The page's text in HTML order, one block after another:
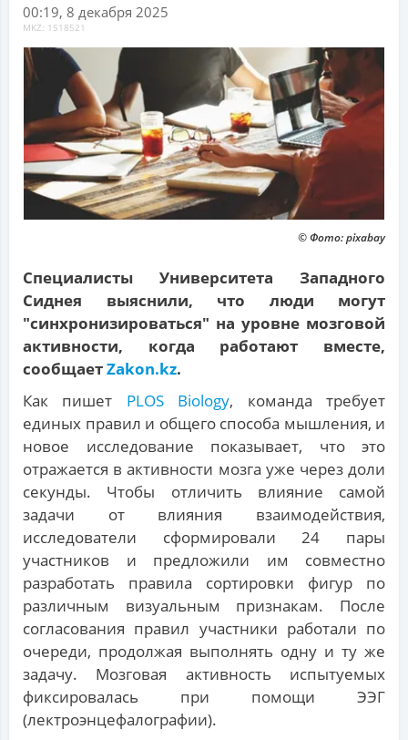
00:19, 8 декабря 2025
MKZ: 1518521
© Фото: pixabay
Специалисты Университета Западного
Сиднея выяснили, что люди могут
"синхронизироваться" на уровне мозговой
активности, когда работают вместе,
сообщаетZakon.kz.
Как пишет PLOS Biology, команда требует
единых правил и общего способа мышления, и
новое исследование показывает, что это
отражается в активности мозга уже через доли
секунды. Чтобы отличить влияние самой
задачи от влияния взаимодействия,
исследователи сформировали 24 пары
участников и предложили им совместно
разработать правила сортировки фигур по
различным визуальным признакам. После
согласования правил участники работали по
очереди, продолжая выполнять одну и ту же
задачу. Мозговая активность испытуемых
фиксировалась при помощи ЭЭГ
(лектроэнцефалографии).